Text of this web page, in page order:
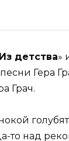
Из детства»
Гера
Грач.
то над